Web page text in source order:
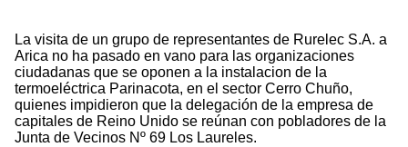
La visita de un grupo de representantes de Rurelec S.A. a
Arica no ha pasado en vano para las organizaciones
ciudadanas que se oponen a la instalacion de la
termoeléctrica Parinacota, en el sector Cerro Chuño,
quienes impidieron que la delegación de la empresa de
capitales de Reino Unido se reúnan con pobladores de la
Junta de Vecinos Nº 69 Los Laureles.